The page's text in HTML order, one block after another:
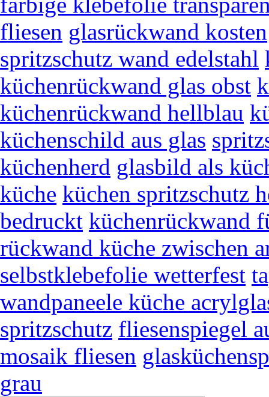
fliesen glasrückwand kosten
spritzschutz wand edelstahl
küchenrückwand glas obst
küchenrückwand hellblau
küchenschild aus glas
küchenherd glasbild als
küche küchen spritzschutz
bedruckt küchenrückwand
rückwand küche zwischen
selbstklebefolie wetterfest
wandpaneele küche
spritzschutz fliesenspiegel
mosaik fliesen
grau